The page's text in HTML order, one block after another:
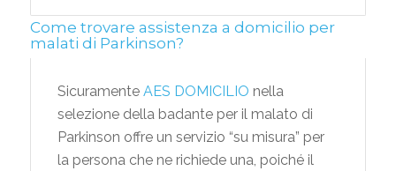
Come trovare assistenza a domicilio per
malati di Parkinson?
Sicuramente AES DOMICILIO nella
selezione della badante per il malato di
Parkinson offre un servizio “su misura” per
la persona che ne richiede una, poiché il